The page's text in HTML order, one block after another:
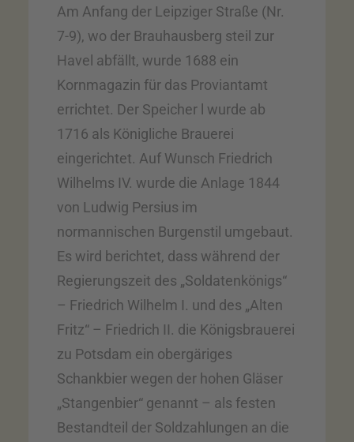
Am Anfang der Leipziger Straße (Nr.
7-9), wo der Brauhausberg steil zur
Havel abfällt, wurde 1688 ein
Kornmagazin für das Proviantamt
errichtet. Der Speicher l wurde ab
1716 als Königliche Brauerei
eingerichtet. Auf Wunsch Friedrich
Wilhelms IV. wurde die Anlage 1844
von Ludwig Persius im
normannischen Burgenstil umgebaut.
Es wird berichtet, dass während der
Regierungszeit des „Soldatenkönigs“
– Friedrich Wilhelm I. und des „Alten
Fritz“ – Friedrich II. die Königsbrauerei
zu Potsdam ein obergäriges
Schankbier wegen der hohen Gläser
„Stangenbier“ genannt – als festen
Bestandteil der Soldzahlungen an die